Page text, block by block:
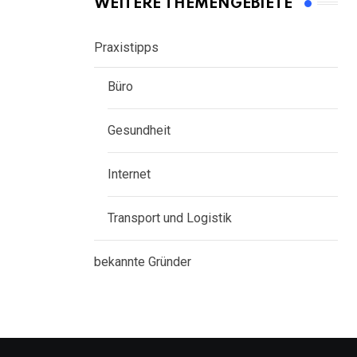
WEITERE THEMENGEBIETE
Praxistipps
Büro
Gesundheit
Internet
Transport und Logistik
bekannte Gründer